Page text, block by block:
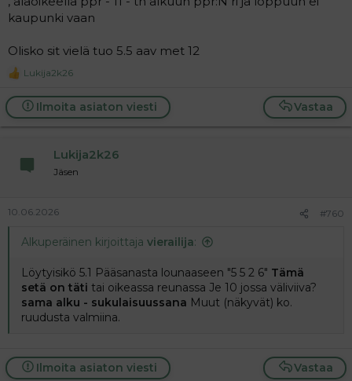
kaupunki vaan
Olisko sit vielä tuo 5.5 aav met 12
R
a
c
t
Lukija2k26
Vastaa
Ilmoita asiaton viesti
Lukija2k26
Jäsen
10.06.2026 #760
Alkuperäinen kirjoittaja vierailija:
Löytyisikö 5.1 Pääsanasta lounaaseen "5 5 2 6" Tämä
setä on täti tai oikeassa reunassa Je 10 jossa väliviiva?
sama alku - sukulaisuussana Muut (näkyvät) ko.
ruudusta valmiina.
Vastaa
Ilmoita asiaton viesti